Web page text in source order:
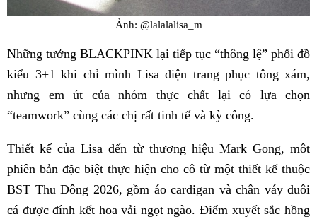
Ảnh: @lalalalisa_m
Những tưởng BLACKPINK lại tiếp tục “thông lệ” phối đồ
kiểu 3+1 khi chỉ mình Lisa diện trang phục tông xám,
nhưng em út của nhóm thực chất lại có lựa chọn
“teamwork” cùng các chị rất tinh tế và kỳ công.
Thiết kế của Lisa đến từ thương hiệu Mark Gong, môt
phiên bản đặc biệt thực hiện cho cô từ một thiết kế thuộc
BST Thu Đông 2026, gồm áo cardigan và chân váy đuôi
cá được đính kết hoa vải ngọt ngào. Điểm xuyết sắc hồng